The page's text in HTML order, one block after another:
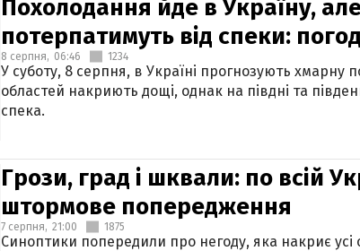
Похолодання йде в Україну,
потерпатимуть від спеки:
8 серпня, 06:46 1234
У суботу, 8 серпня, в Україні прогнозують хмарну
областей накриють дощі, однак на півдні та
спека.
Грози, град і шквали: по всій
штормове попередження
7 серпня, 21:00 1875
Синоптики попередили про негоду, яка накриє усі